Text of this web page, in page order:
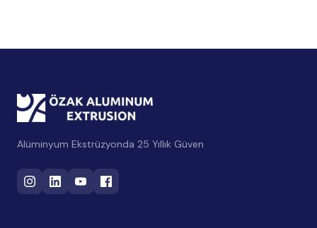
Alüminyum Ekstrüzyonda 25 Yıllık Güven